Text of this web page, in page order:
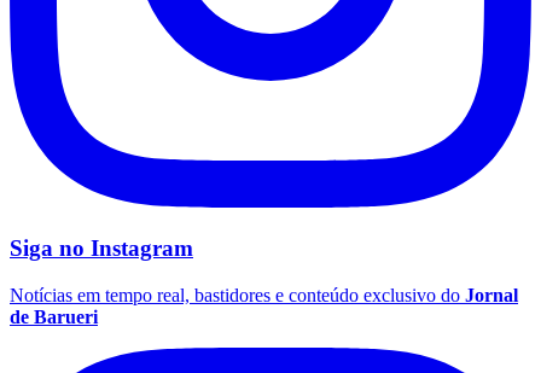
Siga no Instagram
Notícias em tempo real, bastidores e conteúdo exclusivo do Jornal
de Barueri